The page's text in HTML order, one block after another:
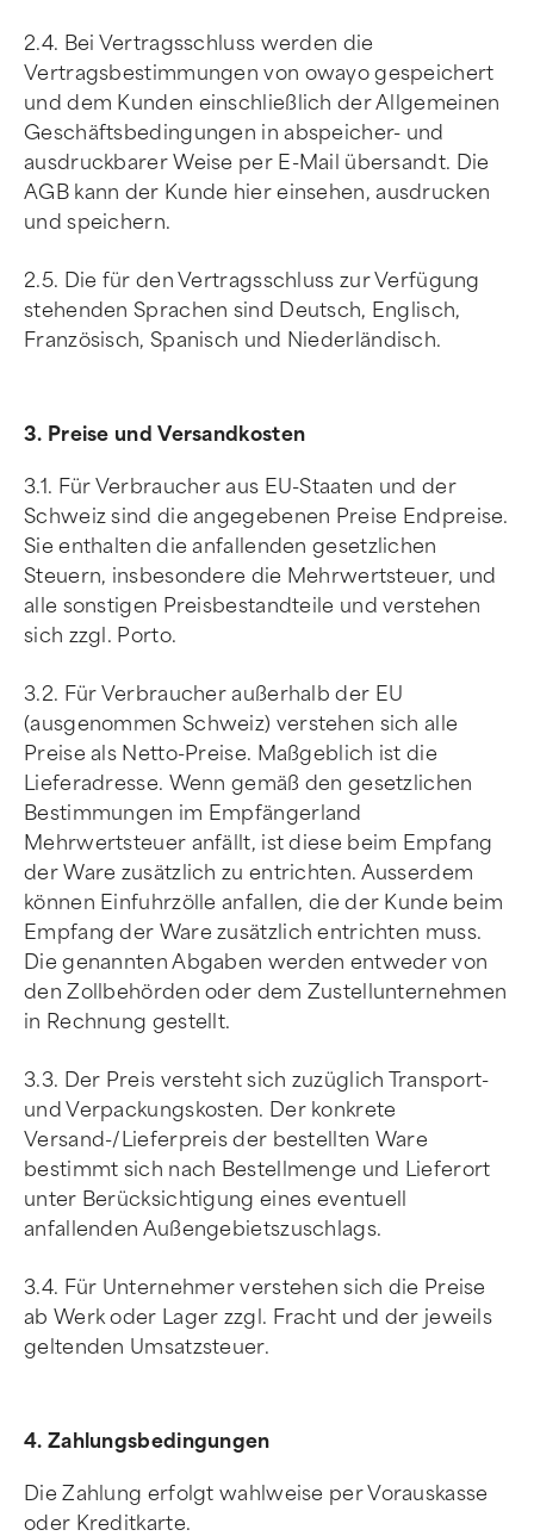
2.4. Bei Vertragsschluss werden die
Vertragsbestimmungen von owayo gespeichert
und dem Kunden einschließlich der Allgemeinen
Geschäftsbedingungen in abspeicher- und
ausdruckbarer Weise per E-Mail übersandt. Die
AGB kann der Kunde hier einsehen, ausdrucken
und speichern.
2.5. Die für den Vertragsschluss zur Verfügung
stehenden Sprachen sind Deutsch, Englisch,
Französisch, Spanisch und Niederländisch.
3. Preise und Versandkosten
3.1. Für Verbraucher aus EU-Staaten und der
Schweiz sind die angegebenen Preise Endpreise.
Sie enthalten die anfallenden gesetzlichen
Steuern, insbesondere die Mehrwertsteuer, und
alle sonstigen Preisbestandteile und verstehen
sich zzgl. Porto.
3.2. Für Verbraucher außerhalb der EU
(ausgenommen Schweiz) verstehen sich alle
Preise als Netto-Preise. Maßgeblich ist die
Lieferadresse. Wenn gemäß den gesetzlichen
Bestimmungen im Empfängerland
Mehrwertsteuer anfällt, ist diese beim Empfang
der Ware zusätzlich zu entrichten. Ausserdem
können Einfuhrzölle anfallen, die der Kunde beim
Empfang der Ware zusätzlich entrichten muss.
Die genannten Abgaben werden entweder von
den Zollbehörden oder dem Zustellunternehmen
in Rechnung gestellt.
3.3. Der Preis versteht sich zuzüglich Transport-
und Verpackungskosten. Der konkrete
Versand-/Lieferpreis der bestellten Ware
bestimmt sich nach Bestellmenge und Lieferort
unter Berücksichtigung eines eventuell
anfallenden Außengebietszuschlags.
3.4. Für Unternehmer verstehen sich die Preise
ab Werk oder Lager zzgl. Fracht und der jeweils
geltenden Umsatzsteuer.
4. Zahlungsbedingungen
Die Zahlung erfolgt wahlweise per Vorauskasse
oder Kreditkarte.